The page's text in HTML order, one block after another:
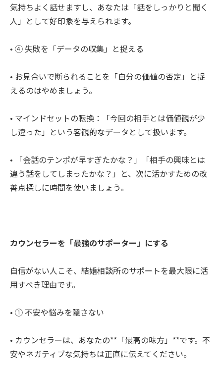
気持ちよく話せますし、あなたは「話をしっかりと聞く
人」として好印象を与えられます。
• ④ 失敗を「データの収集」と捉える
• お見合いで断られることを「自分の価値の否定」と捉
えるのはやめましょう。
• マインドセットの転換：「今回の相手とは価値観が少
し違った」という客観的なデータとして扱います。
• 「会話のテンポが早すぎたかな？」「相手の興味とは
違う話をしてしまったかな？」と、次に活かすための改
善点探しに時間を使いましょう。
カウンセラーを「最強のサポーター」にする
自信がない人こそ、結婚相談所のサポートを最大限に活
用すべき理由です。
• ① 不安や悩みを隠さない
• カウンセラーは、あなたの**「最高の味方」**です。不
安やネガティブな気持ちは正直に伝えてください。